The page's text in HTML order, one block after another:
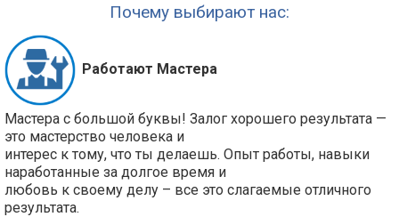
Почему выбирают нас:
Работают Мастера
Мастера с большой буквы! Залог хорошего результата —
это мастерство человека и
интерес к тому, что ты делаешь. Опыт работы, навыки
наработанные за долгое время и
любовь к своему делу – все это слагаемые отличного
результата.